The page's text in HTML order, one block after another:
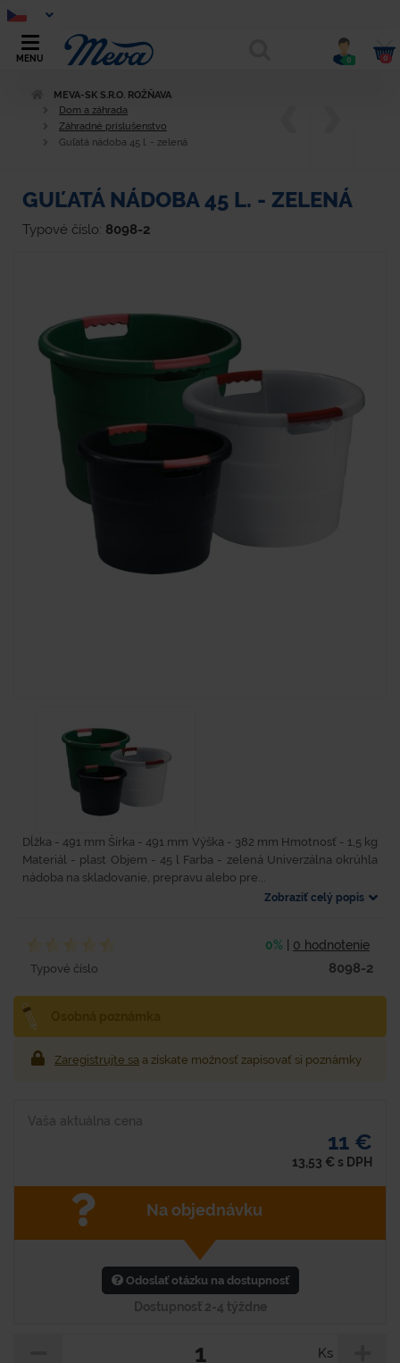
MENU 0 0
MEVA-SK S.R.O. ROŽŇAVA
Dom a záhrada
Záhradné príslušenstvo
Guľatá nádoba 45 l. - zelená
GUĽATÁ NÁDOBA 45 L. - ZELENÁ
Typové číslo: 8098-2
Dĺžka - 491 mm Šírka - 491 mm Výška - 382 mm Hmotnosť - 1,5 kg
Materiál - plast Objem - 45 l Farba - zelená Univerzálna okrúhla
nádoba na skladovanie, prepravu alebo pre...
Zobraziť celý popis
0% 0 hodnotenie
Typové číslo 8098-2
Zaregistrujte sa a získate možnosť zapisovať si poznámky
Vaša aktuálna cena
11 €
13,53 € s DPH
Na objednávku
Odoslať otázku na dostupnosť
Dostupnosť 2-4 týždne
Ks